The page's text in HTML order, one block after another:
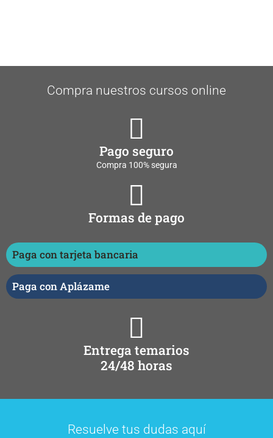
Compra nuestros cursos online
Pago seguro
Compra 100% segura
Formas de pago
Paga con tarjeta bancaria
Paga con Aplázame
Entrega temarios
24/48 horas
Resuelve tus dudas aquí